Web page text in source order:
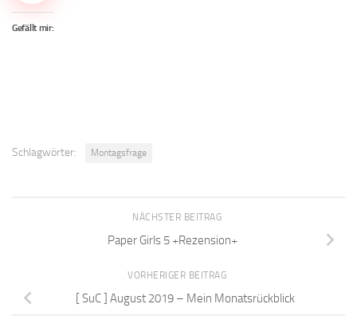
Gefällt mir:
Schlagwörter: Montagsfrage
NÄCHSTER BEITRAG
Paper Girls 5 +Rezension+
VORHERIGER BEITRAG
[ SuC ] August 2019 – Mein Monatsrückblick